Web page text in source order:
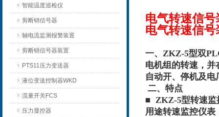
智能温度巡检仪
剪断销信号器
轴电流监测报警装置
剪断销信号器装置
PTS11压力变送器
液位变送控制器WKD
流量开关FCS
压力显控器
电气转速信
电气转速信
一、ZKZ-5型双
电机组的转速，
自动开、停机及
二、特点
■ ZKZ-5型转速监
用途转速监控仪表